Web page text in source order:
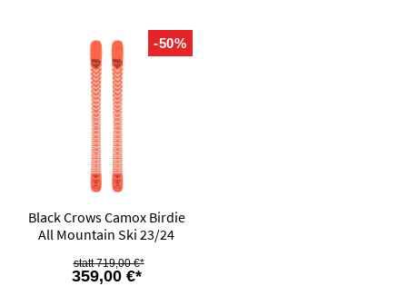
-50%
Black Crows Camox Birdie
All Mountain Ski 23/24
359,00 €*
719,00 €*